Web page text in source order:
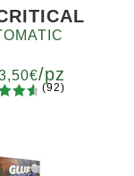
€/pz
(92)